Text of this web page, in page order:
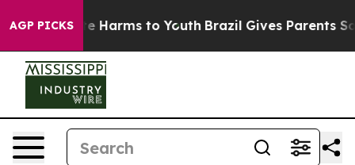
AGP PICKS
to Abate Harms to Youth Brazil Gives Parents